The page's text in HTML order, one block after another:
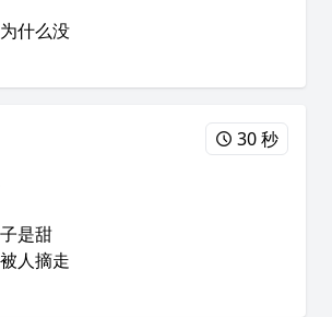
什么没
30 秒
是甜
人摘走